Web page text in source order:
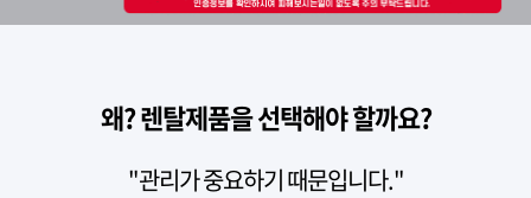
왜? 렌탈제품을 선택해야 할까요?
"관리가 중요하기 때문입니다."